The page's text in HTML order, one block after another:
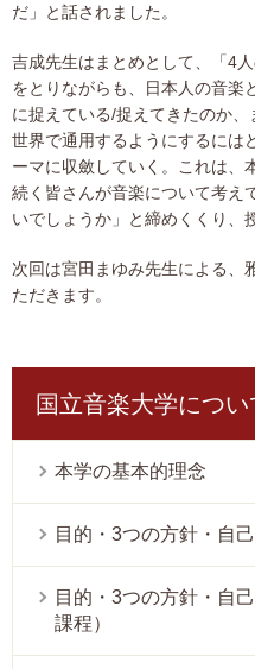
だ」と話されました。
吉成先生はまとめとして、「4
をとりながらも、日本人の音楽
に捉えている/捉えてきたのか
世界で通用するようにするには
ーマに収斂していく。これは、
続く皆さんが音楽について考え
いでしょうか」と締めくくり、
次回は宮田まゆみ先生による、
ただきます。
国立音楽大学につい
本学の基本的理念
目的・3つの方針・自
目的・3つの方針・自
課程）